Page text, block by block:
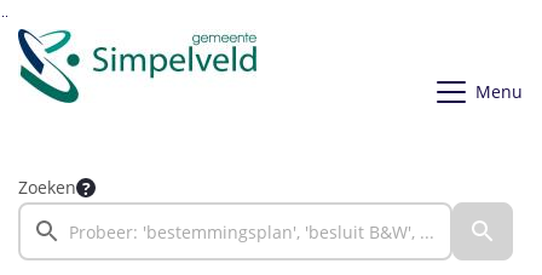
Ga naar de inhoud van deze pagina
Ga naar het zoeken
Ga naar het menu
Menu
Zoeken